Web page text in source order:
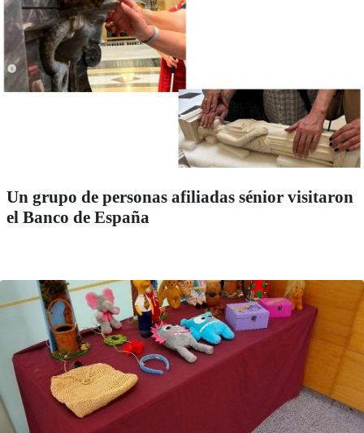
Un grupo de personas afiliadas sénior visitaron
el Banco de España